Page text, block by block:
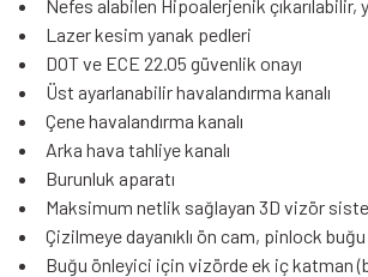
Nefes alabilen Hipoalerjenik çıkarılabilir,
Lazer kesim yanak pedleri
DOT ve ECE 22.05 güvenlik onayı
Üst ayarlanabilir havalandırma kanalı
Çene havalandırma kanalı
Arka hava tahliye kanalı
Burunluk aparatı
Maksimum netlik sağlayan 3D vizör
Çizilmeye dayanıklı ön cam, pinlock
Buğu önleyici için vizörde ek iç katman